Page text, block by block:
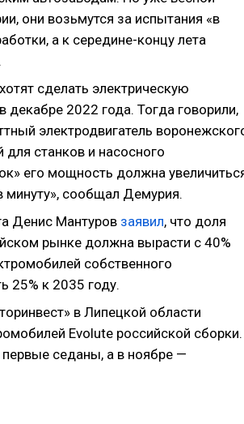
они возьмутся за испытания «в
а к середине-концу лета
сделать электрическую
декабре 2022 года. Тогда говорили,
электродвигатель
станков и насосного
его мощность должна
минуту», сообщал Демурия.
Денис Мантуров заявил, что доля
рынке должна вырасти с 40%
собственного
25% к 2035 году.
в Липецкой области
Evolute российской сборки.
первые седаны, а в ноябре —